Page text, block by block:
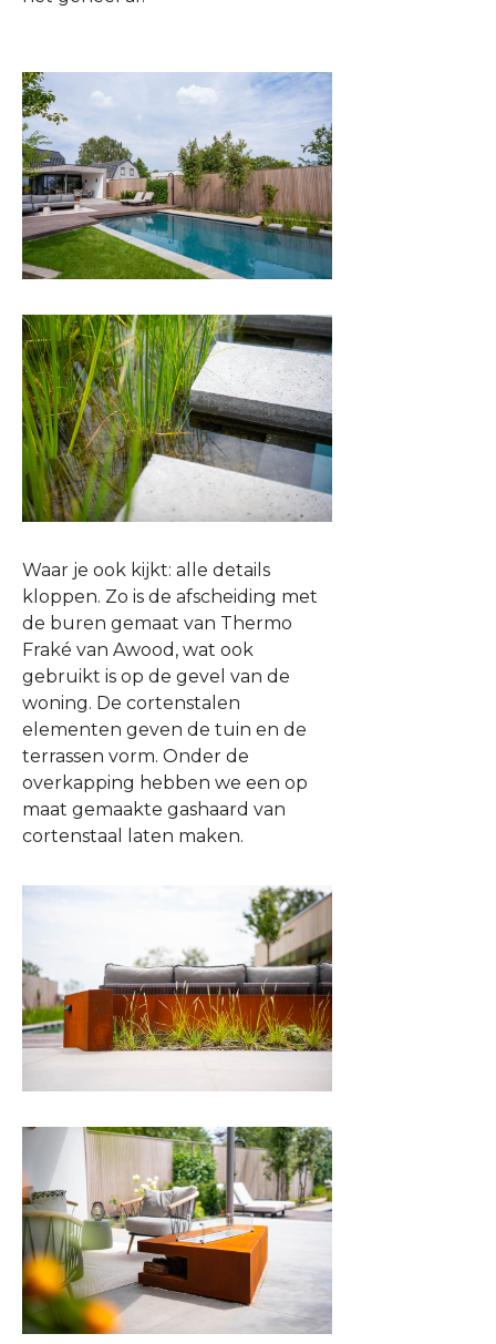
Waar je ook kijkt: alle details
kloppen. Zo is de afscheiding met
de buren gemaat van Thermo
Fraké van Awood, wat ook
gebruikt is op de gevel van de
woning. De cortenstalen
elementen geven de tuin en de
terrassen vorm. Onder de
overkapping hebben we een op
maat gemaakte gashaard van
cortenstaal laten maken.